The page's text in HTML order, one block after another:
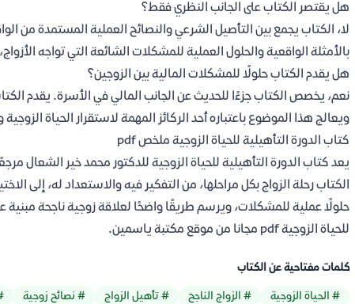
هل يقتصر الكتاب على الجانب النظري فقط؟
لا، الكتاب يجمع بين التأصيل الشرعي والنصائح العملية المستمدة من
بالأمثلة الواقعية والحلول العملية للمشكلات الشائعة التي تواجه
هل يقدم الكتاب حلولًا للمشكلات المالية بين الزوجين؟
نعم، يخصص الكتاب جزءًا للحديث عن الجانب المالي في الأسرة. يقدم
ويعالج هذا الموضوع باعتباره أحد الركائز المهمة لاستقرار الحياة
كتاب الدورة التأهيلية للحياة الزوجية ملخص pdf
يعد كتاب الدورة التأهيلية للحياة الزوجية للدكتور محمد خير
الكتاب رحلة الزواج بكل مراحلها، من التفكير فيه والاستعداد له، إلى
حلولًا عملية للمشكلات، ويرسم طريقًا واضحًا لعلاقة زوجية ناجحة مبنية
للحياة الزوجية pdf مجانا من موقع مكتبة ياسمين.
كلمات مفتاحية عن الكتاب
# الحياة الزوجية # الزواج الناجح # تأهيل الزواج # نصائح زوجية